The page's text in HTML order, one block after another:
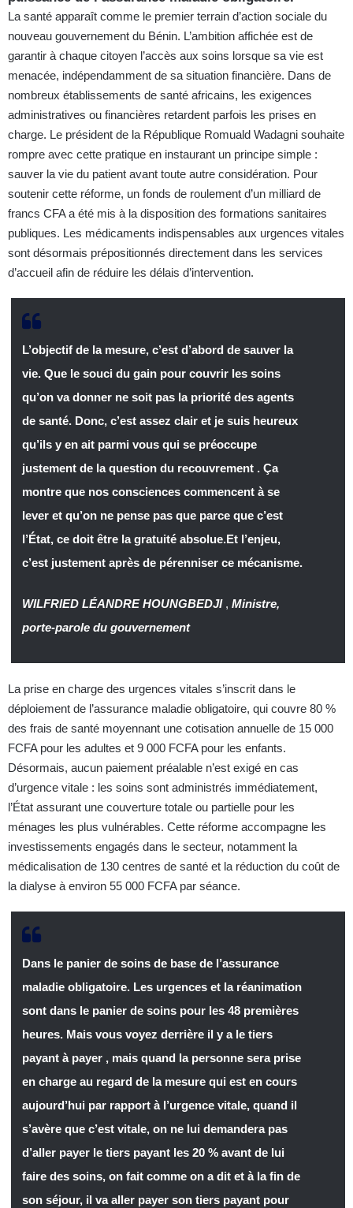
La santé apparaît comme le premier terrain d’action sociale du
nouveau gouvernement du Bénin. L’ambition affichée est de
garantir à chaque citoyen l’accès aux soins lorsque sa vie est
menacée, indépendamment de sa situation financière. Dans de
nombreux établissements de santé africains, les exigences
administratives ou financières retardent parfois les prises en
charge. Le président de la République Romuald Wadagni souhaite
rompre avec cette pratique en instaurant un principe simple :
sauver la vie du patient avant toute autre considération. Pour
soutenir cette réforme, un fonds de roulement d’un milliard de
francs CFA a été mis à la disposition des formations sanitaires
publiques. Les médicaments indispensables aux urgences vitales
sont désormais prépositionnés directement dans les services
d’accueil afin de réduire les délais d’intervention.
L’objectif de la mesure, c’est d’abord de sauver la
vie. Que le souci du gain pour couvrir les soins
qu’on va donner ne soit pas la priorité des agents
de santé. Donc, c’est assez clair et je suis heureux
qu’ils y en ait parmi vous qui se préoccupe
justement de la question du recouvrement . Ça
montre que nos consciences commencent à se
lever et qu’on ne pense pas que parce que c’est
l’État, ce doit être la gratuité absolue.Et l’enjeu,
c’est justement après de pérenniser ce mécanisme.
WILFRIED LÉANDRE HOUNGBEDJI , Ministre,
porte-parole du gouvernement
La prise en charge des urgences vitales s’inscrit dans le
déploiement de l’assurance maladie obligatoire, qui couvre 80 %
des frais de santé moyennant une cotisation annuelle de 15 000
FCFA pour les adultes et 9 000 FCFA pour les enfants.
Désormais, aucun paiement préalable n’est exigé en cas
d’urgence vitale : les soins sont administrés immédiatement,
l’État assurant une couverture totale ou partielle pour les
ménages les plus vulnérables. Cette réforme accompagne les
investissements engagés dans le secteur, notamment la
médicalisation de 130 centres de santé et la réduction du coût de
la dialyse à environ 55 000 FCFA par séance.
Dans le panier de soins de base de l’assurance
maladie obligatoire. Les urgences et la réanimation
sont dans le panier de soins pour les 48 premières
heures. Mais vous voyez derrière il y a le tiers
payant à payer , mais quand la personne sera prise
en charge au regard de la mesure qui est en cours
aujourd’hui par rapport à l’urgence vitale, quand il
s’avère que c’est vitale, on ne lui demandera pas
d’aller payer le tiers payant les 20 % avant de lui
faire des soins, on fait comme on a dit et à la fin de
son séjour, il va aller payer son tiers payant pour